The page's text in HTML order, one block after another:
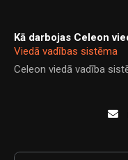
Kā darbojas Celeon
Viedā vadības sistēma
Celeon viedā vadība